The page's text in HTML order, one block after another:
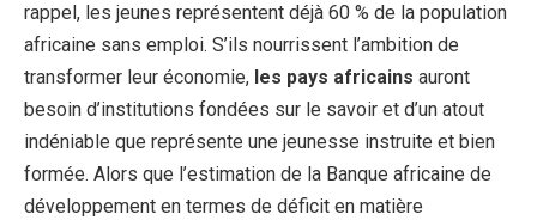
rappel, les jeunes représentent déjà 60 % de la population
africaine sans emploi. S’ils nourrissent l’ambition de
transformer leur économie, les pays africains auront
besoin d’institutions fondées sur le savoir et d’un atout
indéniable que représente une jeunesse instruite et bien
formée. Alors que l’estimation de la Banque africaine de
développement en termes de déficit en matière